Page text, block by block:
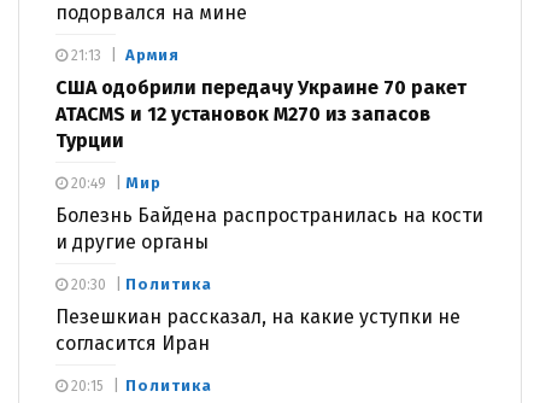
подорвался на мине
Армия
США одобрили передачу Украине 70 ракет
ATACMS и 12 установок M270 из запасов
Турции
21:13
Мир
Болезнь Байдена распространилась на кости
и другие органы
20:49
Политика
Пезешкиан рассказал, на какие уступки не
согласится Иран
20:30
Политика
20:15